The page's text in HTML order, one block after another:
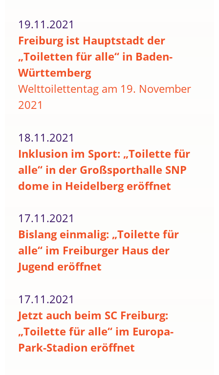
19.11.2021
Freiburg ist Hauptstadt der
„Toiletten für alle“ in Baden-
Württemberg
Welttoilettentag am 19. November
2021
18.11.2021
Inklusion im Sport: „Toilette für
alle“ in der Großsporthalle SNP
dome in Heidelberg eröffnet
17.11.2021
Bislang einmalig: „Toilette für
alle“ im Freiburger Haus der
Jugend eröffnet
17.11.2021
Jetzt auch beim SC Freiburg:
„Toilette für alle“ im Europa-
Park-Stadion eröffnet